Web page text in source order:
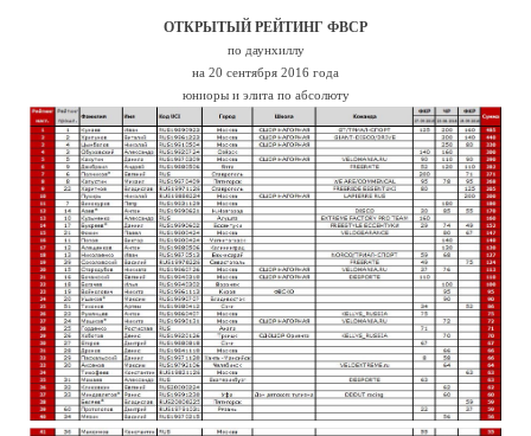
ОТКРЫТЫЙ РЕЙТИНГ ФВСР
по даунхиллу
на 20 сентября 2016 года
юниоры и элита по абсолюту